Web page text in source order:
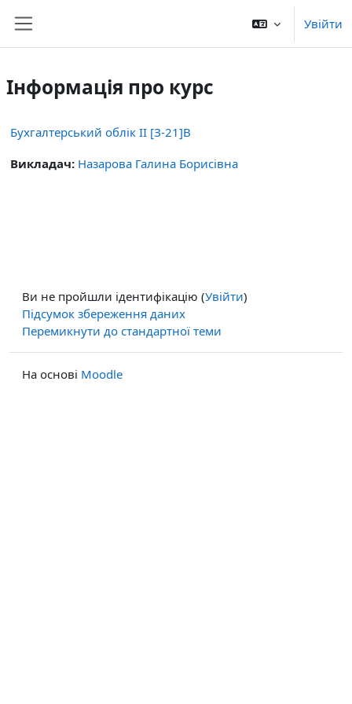
Увійти
Інформація про курс
Бухгалтерський облік ІІ [З-21]В
Викладач: Назарова Галина Борисівна
Ви не пройшли ідентифікацію (Увійти)
Підсумок збереження даних
Перемикнути до стандартної теми
На основі Moodle